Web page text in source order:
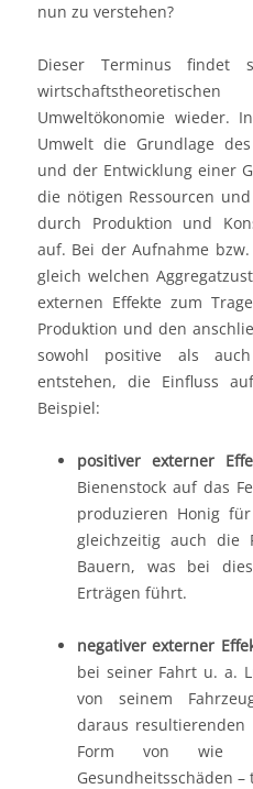
nun zu verstehen?
Dieser Terminus findet
Umweltökonomie wieder.
Umwelt die Grundlage
und der Entwicklung einer
die nötigen Ressourcen
durch Produktion und
auf. Bei der Aufnahme
gleich welchen
externen Effekte zum
Produktion und den
sowohl positive als
entstehen, die Einfluss
Beispiel:
positiver externer
Bienenstock auf das
produzieren Honig
gleichzeitig auch die
Bauern, was bei
Erträgen führt.
negativer externer
bei seiner Fahrt u. a.
von seinem
daraus
Form von wie
Gesundheitsschäden